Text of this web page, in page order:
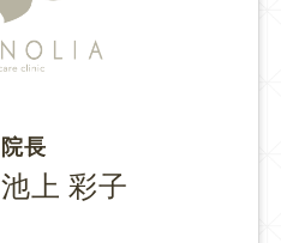
院長
池上 彩子